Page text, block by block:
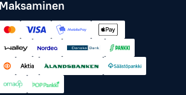
Maksaminen